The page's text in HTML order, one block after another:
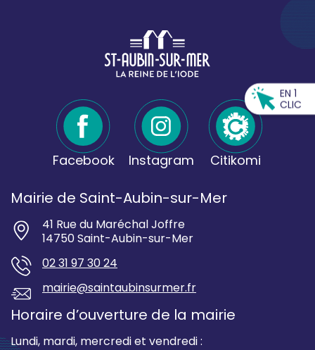
Facebook Instagram Citikomi
Mairie de Saint-Aubin-sur-Mer
41 Rue du Maréchal Joffre
14750 Saint-Aubin-sur-Mer
02 31 97 30 24
mairie@saintaubinsurmer.fr
Horaire d’ouverture de la mairie
Lundi, mardi, mercredi et vendredi :
EN 1
CLIC